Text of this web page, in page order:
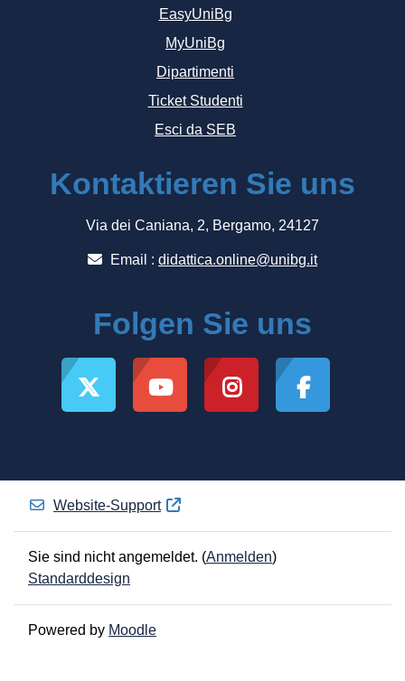
EasyUniBg
MyUniBg
Dipartimenti
Ticket Studenti
Esci da SEB
Kontaktieren Sie uns
Via dei Caniana, 2, Bergamo, 24127
Email : didattica.online@unibg.it
Folgen Sie uns
Website-Support
Sie sind nicht angemeldet. (Anmelden)
Standarddesign
Powered by Moodle